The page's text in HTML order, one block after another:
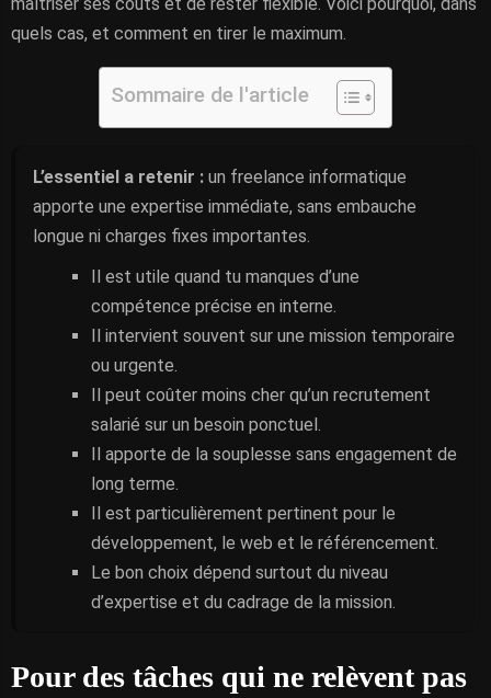
quels cas, et comment en tirer le maximum.
Sommaire de l'article
L’essentiel a retenir : un freelance informatique
apporte une expertise immédiate, sans embauche
longue ni charges fixes importantes.
Il est utile quand tu manques d’une
compétence précise en interne.
Il intervient souvent sur une mission temporaire
ou urgente.
Il peut coûter moins cher qu’un recrutement
salarié sur un besoin ponctuel.
Il apporte de la souplesse sans engagement de
long terme.
Il est particulièrement pertinent pour le
développement, le web et le référencement.
Le bon choix dépend surtout du niveau
d’expertise et du cadrage de la mission.
Pour des tâches qui ne relèvent pas